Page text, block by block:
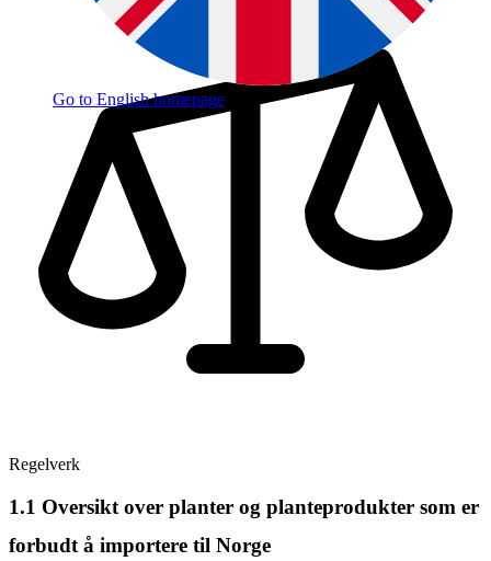
Go to English homepage
Regelverk
1.1 Oversikt over planter og planteprodukter som er
forbudt å importere til Norge